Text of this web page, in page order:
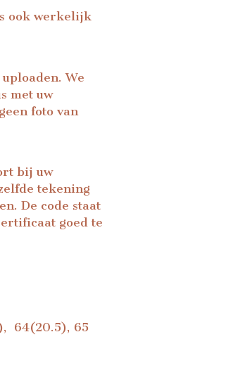
ook werkelijk
We
met uw
foto van
bij uw
tekening
De code staat
goed te
64(20.5), 65